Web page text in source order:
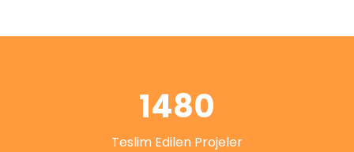
1480
Teslim Edilen Projeler